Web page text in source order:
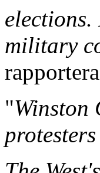
elections.
military
"Winston